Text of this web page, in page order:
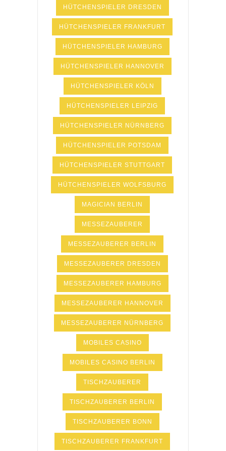
HÜTCHENSPIELER DRESDEN
HÜTCHENSPIELER FRANKFURT
HÜTCHENSPIELER HAMBURG
HÜTCHENSPIELER HANNOVER
HÜTCHENSPIELER KÖLN
HÜTCHENSPIELER LEIPZIG
HÜTCHENSPIELER NÜRNBERG
HÜTCHENSPIELER POTSDAM
HÜTCHENSPIELER STUTTGART
HÜTCHENSPIELER WOLFSBURG
MAGICIAN BERLIN
MESSEZAUBERER
MESSEZAUBERER BERLIN
MESSEZAUBERER DRESDEN
MESSEZAUBERER HAMBURG
MESSEZAUBERER HANNOVER
MESSEZAUBERER NÜRNBERG
MOBILES CASINO
MOBILES CASINO BERLIN
TISCHZAUBERER
TISCHZAUBERER BERLIN
TISCHZAUBERER BONN
TISCHZAUBERER FRANKFURT